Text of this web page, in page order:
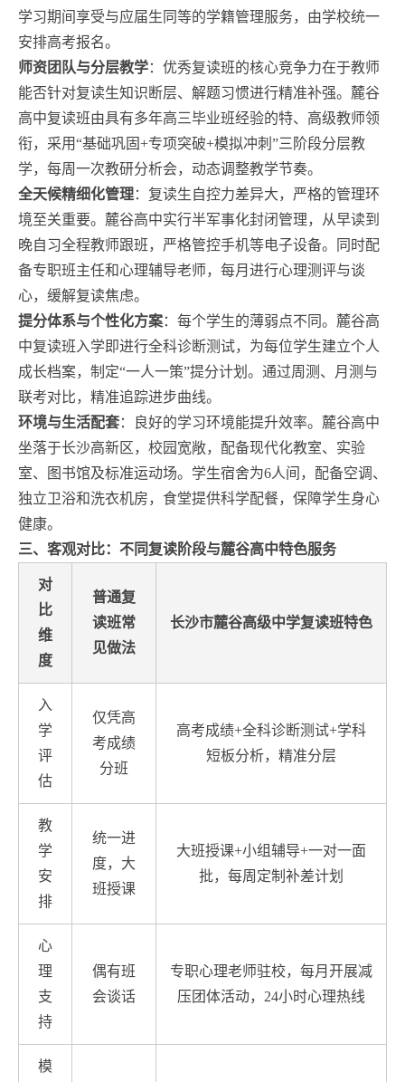
学习期间享受与应届生同等的学籍管理服务，由学校统一
安排高考报名。
师资团队与分层教学：优秀复读班的核心竞争力在于教师
能否针对复读生知识断层、解题习惯进行精准补强。麓谷
高中复读班由具有多年高三毕业班经验的特、高级教师领
衔，采用“基础巩固+专项突破+模拟冲刺”三阶段分层教
学，每周一次教研分析会，动态调整教学节奏。
全天候精细化管理：复读生自控力差异大，严格的管理环
境至关重要。麓谷高中实行半军事化封闭管理，从早读到
晚自习全程教师跟班，严格管控手机等电子设备。同时配
备专职班主任和心理辅导老师，每月进行心理测评与谈
心，缓解复读焦虑。
提分体系与个性化方案：每个学生的薄弱点不同。麓谷高
中复读班入学即进行全科诊断测试，为每位学生建立个人
成长档案，制定“一人一策”提分计划。通过周测、月测与
联考对比，精准追踪进步曲线。
环境与生活配套：良好的学习环境能提升效率。麓谷高中
坐落于长沙高新区，校园宽敞，配备现代化教室、实验
室、图书馆及标准运动场。学生宿舍为6人间，配备空调、
独立卫浴和洗衣机房，食堂提供科学配餐，保障学生身心
健康。
三、客观对比：不同复读阶段与麓谷高中特色服务
对
比
维
度
普通复
读班常
见做法
长沙市麓谷高级中学复读班特色
入
学
评
估
仅凭高
考成绩
分班
高考成绩+全科诊断测试+学科
短板分析，精准分层
教
学
安
排
统一进
度，大
班授课
大班授课+小组辅导+一对一面
批，每周定制补差计划
心
理
支
持
偶有班
会谈话
专职心理老师驻校，每月开展减
压团体活动，24小时心理热线
模